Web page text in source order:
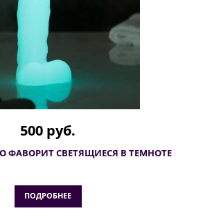
500 руб.
ФАВОРИТ СВЕТЯЩИЕСЯ В ТЕМНОТЕ
ПОДРОБНЕЕ